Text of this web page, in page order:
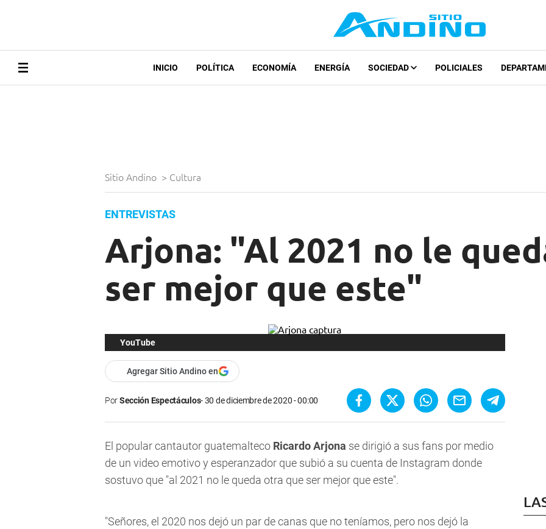
INICIO POLÍTICA ECONOMÍA ENERGÍA SOCIEDAD POLICIALES
Sitio Andino > Cultura
ENTREVISTAS
Arjona: "Al 2021 no le
ser mejor que este"
YouTube
Agregar Sitio Andino en
PorSección Espectáculos 30 de diciembre de 2020 - 00:00
El popular cantautor guatemalteco Ricardo Arjona se dirigió a sus fans por medio
de un video emotivo y esperanzador que subió a su cuenta de Instagram donde
sostuvo que "al 2021 no le queda otra que ser mejor que este".
"Señores, el 2020 nos dejó un par de canas que no teníamos, pero nos dejó la